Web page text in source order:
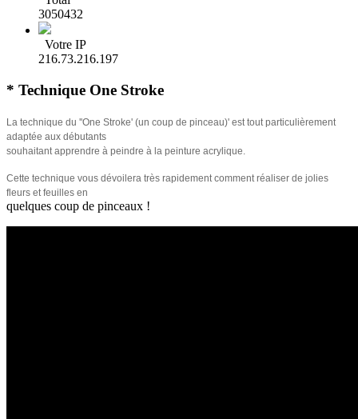
3050432
Votre IP
216.73.216.197
* Technique One Stroke
La technique du ''One Stroke' (un coup de pinceau)' est tout particulièrement
adaptée aux débutants
souhaitant apprendre à peindre à la peinture acrylique.
Cette technique vous dévoilera très rapidement comment réaliser de jolies
fleurs et feuilles en
quelques coup de pinceaux !